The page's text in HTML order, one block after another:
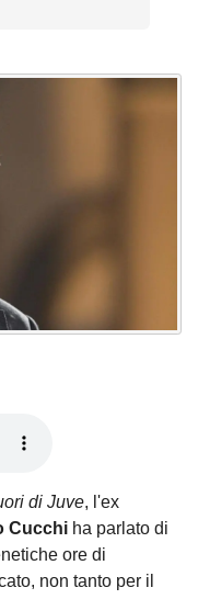
di Juve, l'ex
Cucchi ha parlato di
ore di
non tanto per il